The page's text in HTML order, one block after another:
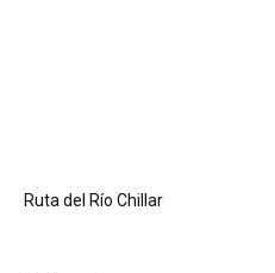
Ruta del Río Chillar